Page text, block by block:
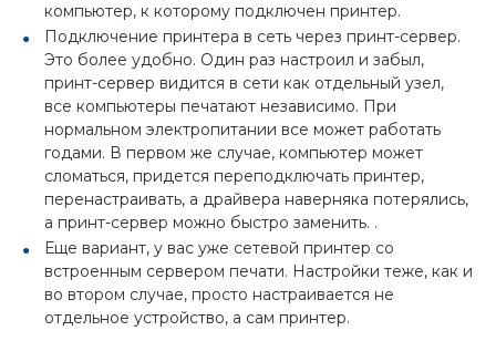
компьютер, к которому подключен принтер.
Подключение принтера в сеть через принт-сервер.
Это более удобно. Один раз настроил и забыл,
принт-сервер видится в сети как отдельный узел,
все компьютеры печатают независимо. При
нормальном электропитании все может работать
годами. В первом же случае, компьютер может
сломаться, придется переподключать принтер,
перенастраивать, а драйвера наверняка потерялись,
а принт-сервер можно быстро заменить. .
Еще вариант, у вас уже сетевой принтер со
встроенным сервером печати. Настройки теже, как и
во втором случае, просто настраивается не
отдельное устройство, а сам принтер.